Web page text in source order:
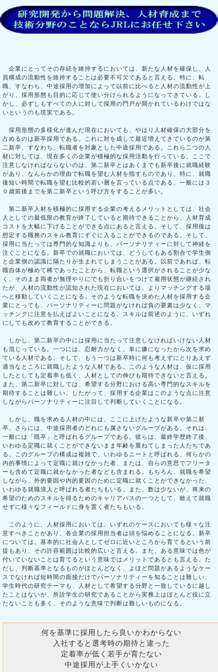
企業にとってその存続を維持するにおいては、新たな人材を確保し、人
員構成の流動性を維持することは必要不可欠であると言える。特に、転
職、すなわち、中途採用の増加によって以前に比べると人材の流動性が上
がり、採用形態も目的に応じて使い分けられるようになってきている。し
かし、必ずしもすべての人に対して採用の門戸が開かれているわけではな
いというのも現実である。
採用形態の多様化が進んだ現在においても、やはり人材確保の大部分を
占めるのは新卒採用である。これに対を成して最近増えてきているのが第
二新卒、すなわち、転職者を対象とした中途採用である。これら二つの人
材に対しては、現在多くの企業が積極的な採用活動を行っている。ここで
注意しなければならないのは、第二新卒とはあくまでも新卒後に就職経験
があり、なんらかの理由で転職を望む人材を指すものであり、特に、就職
後短い時間で転職を望む比較的若い層を言っている点である。一般には３
０歳前後までを第二新卒という呼び方をすることが多い。
第二新卒人材を積極的に採用する企業の考えるメリットとしては、社会
人としての最低限の教育が終了していると期待できることから、人材育成
コストを大幅に下げることができる点にあると言える。そして、採用後は
想定する職務のスキル教育にすぐに入ることができるのである。そして、
採用に当たっては専門的な知識よりも、パーソナリティーに対して神経を
注ぐことになる。新卒での就職においては、どうしてもある割合で学生側
と企業側の認識に隔たりが生まれてしまうことがある。以前であれば、転
職自体が極めて稀であったことから、転職という選択がされることが少な
く、そのまま両者が無理やりにでも折り合いをつけて雇用状態が継続され
たが、人材の流動性が認知された現在においては、よりマッチングする場
へと移動していくことになる。そのような転職を決めた人材を採用する企
業にとっても、パーソナリティーに問題がなければ負の要素は少なく、マ
ッチングに注意を払えばよいことになる。スキルは前述のように、いずれ
にしても改めて教育することができる。
しかし、第二新卒の中には採用に当たって注意しなければいけない人材
も混じっている。一つには、忍耐力がなく、単に嫌になったから次を求め
ている人材である。そして、もう一つは新卒時に何も考えずにとりあえず
適当なところに就職したような人材である。このような人材は、仮に採用
したとしても定着率も低く、人材としての伸びも期待できないと言える。
また、第二新卒に対しては、希望する分野における高い専門的なスキルを
期待することは難しい。したがって、採用する企業はこのような点に注意
しながらパーソナリティーに注目して判断していくことになる。
しかし、職を求める人材の中には、ここに上げたような新卒や第二新
卒、さらには、中途採用者のどれにも属さないグループがある。それは、
一般には「既卒」と呼ばれるグループである。彼らは、最終学歴終了後、
いわゆる定職に就くことができないまま年齢を重ねてしまった人たちであ
る。このグループの構成は複雑で、いわゆるニートと呼ばれる、何らかの
内的事情によって定職に就けなかった者、または、自らの意思でフリータ
ーも含めて定職に就かなかった者なども含まれる。もちろん、就職を希望
しながら、外的要因や内的要因のために定職に就くことができなかった、
いわゆる就職浪人と呼ばれる者たちもいる。また、数は少ないが、将来の
希望のためのスキルを得るためのキャリアパスの一つとして、敢えて就職
せずに様々なフィールドに身を置く者たちもいる。
このように、人材採用においては、いずれのケースにおいても様々な注
意すべきことがあり、各企業の採用担当者は頭を悩めることになる。新卒
については、基本的に社会人としてゼロに近いところから育てるという前
提もあり、その許容範囲は比較的広いと言える。また、ある意味では色が
付いていないことは育てるという意味ではメリットであるとも言える。た
だし、判断基準となるものがほとんどなく、よほど問題があるようなケー
スでなければ短時間の面接だけでパーソナリティーを知ることは難しい。
学生時代の研究テーマも、人材として希望する分野と一致しているに越し
たことはないが、所詮学生の研究であることから実務上はほとんど役に立
たないことも多く、そのような意味で判断は難しいものになる。
何を基準に採用したら良いかわからない
入社すると選考時の期待と違った
定着率が低く若手が育たない
中途採用が上手くいかない